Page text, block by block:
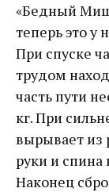
«Бедный
теперь это у
При спуске
трудом
часть пути
кг. При
вырывает из
руки и спина
Наконец